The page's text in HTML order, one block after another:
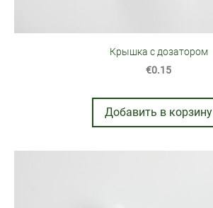
Крышка с дозатором
€0.15
Добавить в корзину